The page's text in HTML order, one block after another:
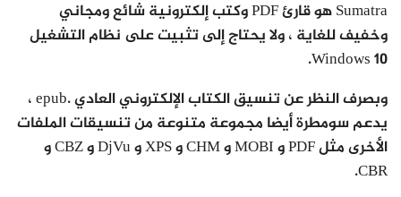
Sumatra هو قارئ PDF وكتب إلكترونية شائع ومجاني
وخفيف للغاية ، ولا يحتاج إلى تثبيت على نظام التشغيل
Windows 10.
وبصرف النظر عن تنسيق الكتاب الإلكتروني العادي .epub ،
يدعم سومطرة أيضا مجموعة متنوعة من تنسيقات الملفات
الأخرى مثل PDF و MOBI و CHM و XPS و DjVu و CBZ و
CBR.